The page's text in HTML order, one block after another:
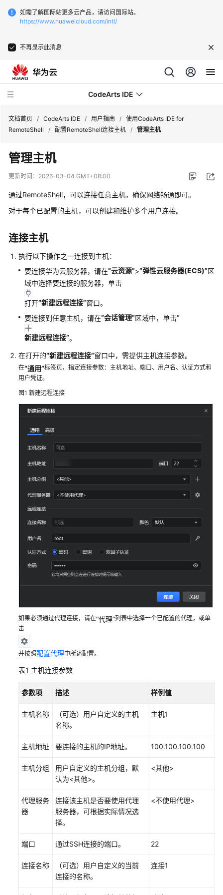
如需了解国际站更多云产品，请访问国际站。
https://www.huaweicloud.com/intl/
不再显示此消息
CodeArts IDE
新
动
产
品
绍
快
速
入
用
指
南
下
并
安
CodeArts
客
户
配
置
CodeArts
用
户
权
录
CodeArts
户
买
激
置
CodeArts
配
文档首页 / CodeArts IDE / 用户指南 / 使用CodeArts IDE for
RemoteShell
/ 配置RemoteShell连接主机 / 管理主机
管理主机
更新时间： 2026-03-04 GMT+08:00
通过RemoteShell，可以连接任意主机，确保网络畅通即可。
对于每个已配置的主机，可以创建和维护多个用户连接。
连接主机
执行以下操作之一连接到主机：
要连接华为云服务器，请在“云资源”>“弹性云服务器(ECS)”区
域中选择要连接的服务器，单击
打开“新建远程连接”窗口。
要连接到任意主机，请在“会话管理”区域中，单击“
新建远程连接”。
在打开的“新建远程连接”窗口中，需提供主机连接参数。
在“通用”标签页，指定连接参数：主机地址、端口、用户名、认证方式和
用户凭证。
图1 新建远程连接
如果必须通过代理连接，请在“代理”列表中选择一个已配置的代理，或单
击
并按照配置代理中所述配置。
表1 主机连接参数
参数项 描述 样例值
主机名称
（可选）用户自定义的主机
名称。
主机1
主机地址 要连接的主机的IP地址。 100.100.100.100
主机分组
用户自定义的主机分组，默
认为<其他>。
<其他>
代理服务
器
连接该主机是否要使用代理
服务器，可根据实际情况选
择。
<不使用代理>
端口 通过SSH连接的端口。 22
连接名称
（可选）用户自定义的当前
连接的名称。
连接1